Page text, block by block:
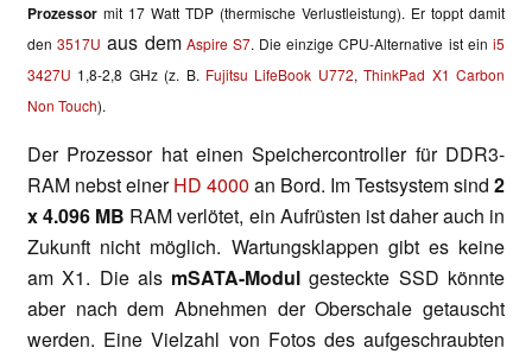
Prozessor mit 17 Watt TDP (thermische Verlustleistung). Er toppt damit
den3517U aus dem Aspire S7. Die einzige CPU-Alternative ist eini5
3427U 1,8-2,8 GHz (z. B. Fujitsu LifeBook U772, ThinkPad X1 Carbon
Non Touch).
Der Prozessor hat einen Speichercontroller für DDR3-
RAM nebst einerHD 4000 an Bord. Im Testsystem sind 2
x4.096 MB RAM verlötet, ein Aufrüsten ist daher auch in
Zukunft nicht möglich. Wartungsklappen gibt es keine
am X1. Die als mSATA-Modulgesteckte SSD könnte
aber nach dem Abnehmen der Oberschale getauscht
werden. Eine Vielzahl von Fotos des aufgeschraubten